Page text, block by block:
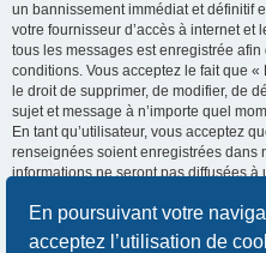
En poursuivant votre
acceptez l’utilisation de
un bannissement immédiat et définitif
votre fournisseur d’accès à internet et
tous les messages est enregistrée
conditions. Vous acceptez le fait que
le droit de supprimer, de modifier, de
sujet et message à n’importe quel
En tant qu’utilisateur, vous acceptez
renseignées soient enregistrées dans
informations ne seront pas diffusées à
consentement, ni « Les motos
être tenus comme responsables en
visant à compromettre vos données.